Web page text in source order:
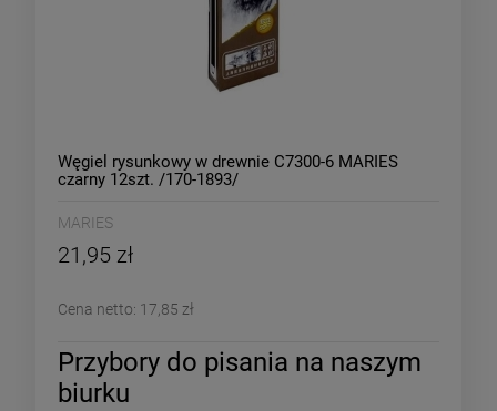
Węgiel rysunkowy w drewnie C7300-6 MARIES
czarny 12szt. /170-1893/
MARIES
21,95 zł
Cena netto: 17,85 zł
Przybory do pisania na naszym
biurku